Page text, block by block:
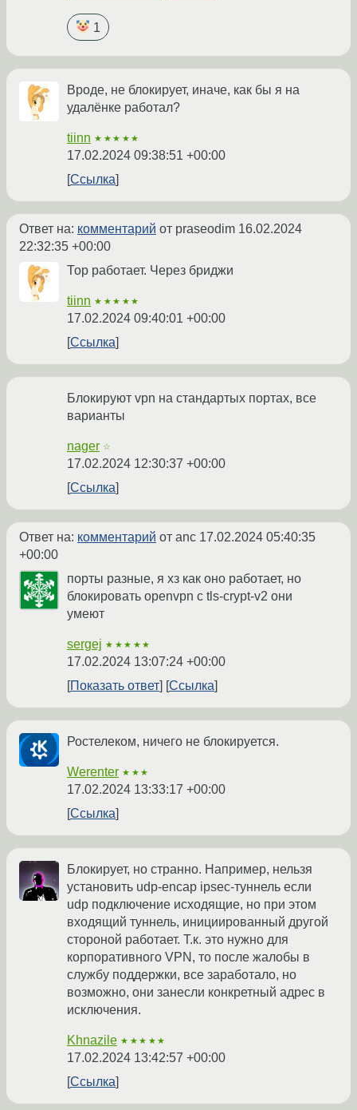
1
Вроде, не блокирует, иначе, как бы я на
удалёнке работал?
tiinn ★★★★★
17.02.2024 09:38:51 +00:00
Ссылка
Ответ на: комментарий от praseodim 16.02.2024
22:32:35 +00:00
Тор работает. Через бриджи
tiinn ★★★★★
17.02.2024 09:40:01 +00:00
Ссылка
Блокируют vpn на стандартых портах, все
варианты
nager ☆
17.02.2024 12:30:37 +00:00
Ссылка
Ответ на: комментарий от anc 17.02.2024 05:40:35
+00:00
порты разные, я хз как оно работает, но
блокировать openvpn с tls-crypt-v2 они
умеют
sergej ★★★★★
17.02.2024 13:07:24 +00:00
Показать ответ
Ссылка
Ростелеком, ничего не блокируется.
Werenter ★★★
17.02.2024 13:33:17 +00:00
Ссылка
Блокирует, но странно. Например, нельзя
установить udp-encap ipsec-туннель если
udp подключение исходящие, но при этом
входящий туннель, инициированный другой
стороной работает. Т.к. это нужно для
корпоративного VPN, то после жалобы в
службу поддержки, все заработало, но
возможно, они занесли конкретный адрес в
исключения.
Khnazile ★★★★★
17.02.2024 13:42:57 +00:00
Ссылка